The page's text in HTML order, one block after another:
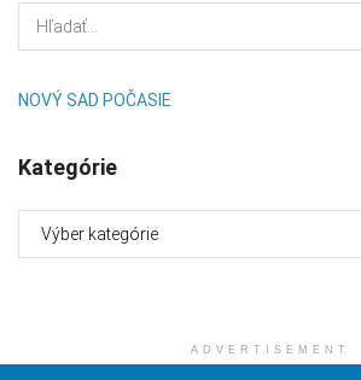
NOVÝ SAD POČASIE
Kategórie
ADVERTISEMENT